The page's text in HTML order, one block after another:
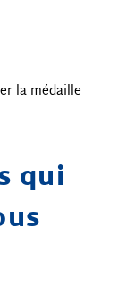
la médaille
qui